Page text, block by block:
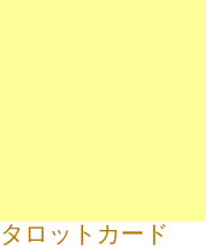
タロットカード